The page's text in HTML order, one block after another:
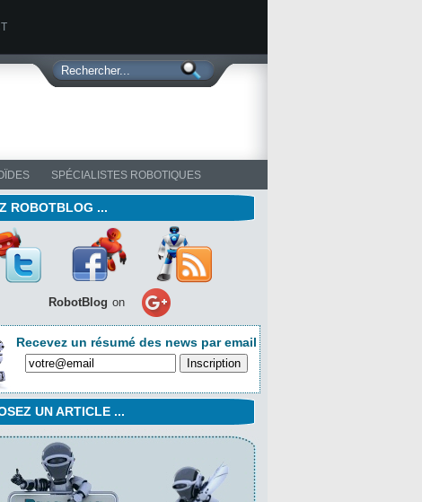
SPÉCIALISTES ROBOTIQUES
ROBOTBLOG ...
RobotBlog on
Recevez un résumé des news par email
UN ARTICLE ...